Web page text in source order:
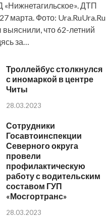
ДТП
марта. Фото: Ura.RuUra.Ru
что 62-летний
за…
Троллейбус столкнулся
с иномаркой в центре
Читы
28.03.2023
Сотрудники
Госавтоинспекции
Северного округа
провели
профилактическую
работу с водительским
составом ГУП
«Мосгортранс»
28.03.2023